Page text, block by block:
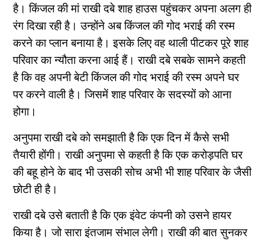
है। किंजल की मां राखी दबे शाह हाउस पहुंचकर अपना अलग ही
रंग दिखा रही है। उन्होंने अब किंजल की गोद भराई की रस्म
करने का प्लान बनाया है। इसके लिए वह थाली पीटकर पूरे शाह
परिवार का न्यौता करना आई हैं। राखी दबे सबके सामने कहती
है कि वह अपनी बेटी किंजल की गोद भराई की रस्म अपने घर
पर करने वाली है। जिसमें शाह परिवार के सदस्यों काे आना
होगा।
अनुपमा राखी दबे को समझाती है कि एक दिन में कैसे सभी
तैयारी होंगी। राखी अनुपमा से कहती है कि एक करोड़पति घर
की बहू होने के बाद भी उसकी सोच अभी भी शाह परिवार के जैसी
छोटी ही है।
राखी दबे उसे बताती है कि एक इंवेट कंपनी को उसने हायर
किया है। जो सारा इंतजाम संभाल लेगी। राखी की बात सुनकर